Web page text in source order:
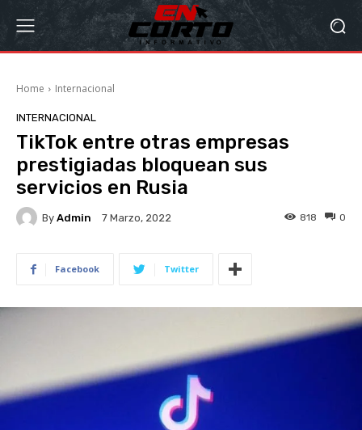
Home Internacional
INTERNACIONAL
TikTok entre otras empresas
prestigiadas bloquean sus
servicios en Rusia
By Admin 7 Marzo, 2022 0
818
Facebook Twitter